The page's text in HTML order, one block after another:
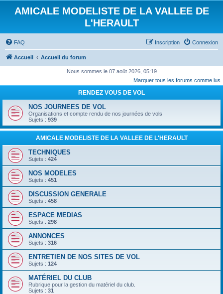
AMICALE MODELISTE DE LA VALLEE DE
L'HERAULT
FAQ Connexion
Inscription
Accueil Accueil du forum
Nous sommes le 07 août 2026, 05:19
Marquer tous les forums comme lus
RENDEZ VOUS DE VOL
NOS JOURNEES DE VOL
Organisations et compte rendu de nos journées de vols
Sujets : 939
AMICALE MODELISTE DE LA VALLEE DE L'HERAULT
TECHNIQUES
Sujets : 424
NOS MODELES
Sujets : 451
DISCUSSION GENERALE
Sujets : 458
ESPACE MEDIAS
Sujets : 298
ANNONCES
Sujets : 316
ENTRETIEN DE NOS SITES DE VOL
Sujets : 124
MATÉRIEL DU CLUB
Rubrique pour la gestion du matériel du club.
Sujets : 31